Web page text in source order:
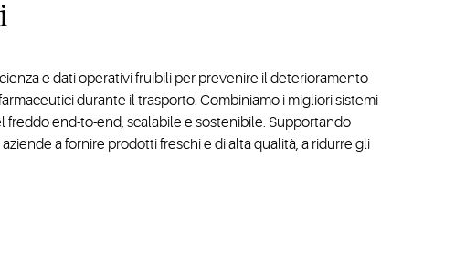
e dati operativi fruibili per prevenire il deterioramento
durante il trasporto. Combiniamo i migliori sistemi
end-to-end, scalabile e sostenibile. Supportando
a fornire prodotti freschi e di alta qualità, a ridurre gli